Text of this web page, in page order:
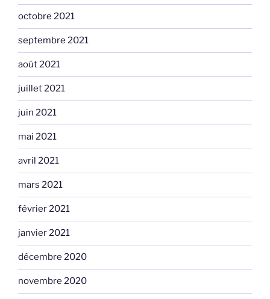
octobre 2021
septembre 2021
août 2021
juillet 2021
juin 2021
mai 2021
avril 2021
mars 2021
février 2021
janvier 2021
décembre 2020
novembre 2020